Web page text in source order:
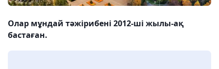
Олар мұндай тәжірибені 2012-ші жылы-ақ
бастаған.